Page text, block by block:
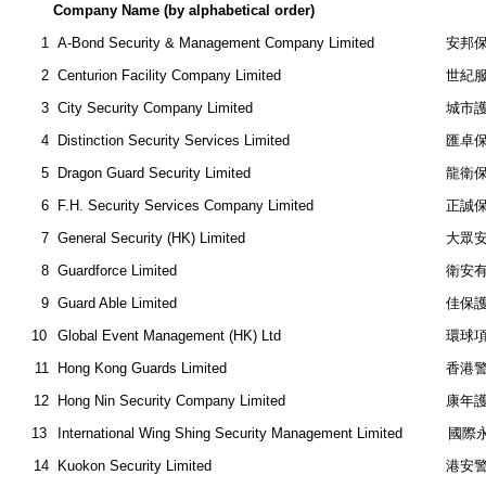
Company Name (by alphabetical order)
1
A-Bond Security & Management Company Limited
安邦
2 Centurion Facility Company Limited
世紀
3 City Security Company Limited
城市
4
Distinction Security Services Limited
匯卓
5
Dragon Guard Security Limited
龍衛
6
F.H. Security Services Company Limited
正誠
7 General Security (HK) Limited
大眾
8 Guardforce Limited
衛安
9 Guard Able Limited
佳保
10
Global Event Management (HK) Ltd
環球
11
Hong Kong Guards Limited
香港
12
Hong Nin Security Company Limited
康年
13
International Wing Shing Security Management Limited
國際
14
Kuokon Security Limited
港安